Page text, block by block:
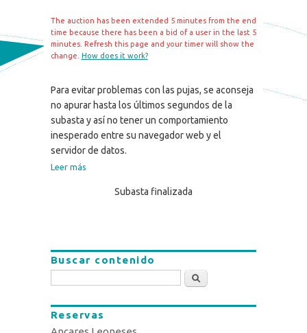
The auction has been extended 5 minutes from the end
time because there has been a bid of a user in the last 5
minutes. Refresh this page and your timer will show the
change. How does it work?
Para evitar problemas con las pujas, se aconseja
no apurar hasta los últimos segundos de la
subasta y así no tener un comportamiento
inesperado entre su navegador web y el
servidor de datos.
Leer más
Subasta finalizada
Buscar contenido
Buscar
Reservas